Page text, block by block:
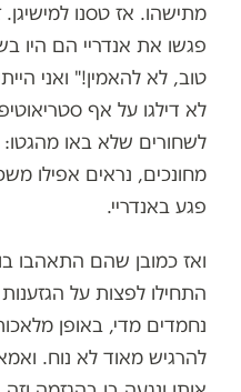
מתישהו. אז טסנו
פגשו את אנדריי הם היו
טוב, לא להאמין!" ואני
לא דילגו על אף
לשחורים שלא באו
מחונכים, נראים אפילו
פגע באנדריי.
ואז כמובן שהם התאהבו
התחילו לפצות על
נחמדים מדי, באופן
להרגיש מאוד לא נוח.